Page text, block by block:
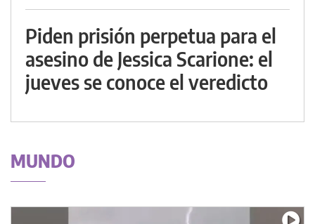
Piden prisión perpetua para el
asesino de Jessica Scarione: el
jueves se conoce el veredicto
MUNDO